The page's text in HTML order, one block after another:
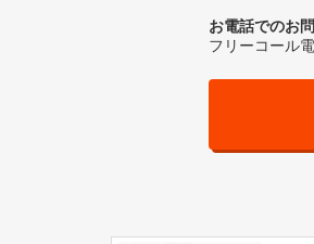
お電話でのお
フリーコール